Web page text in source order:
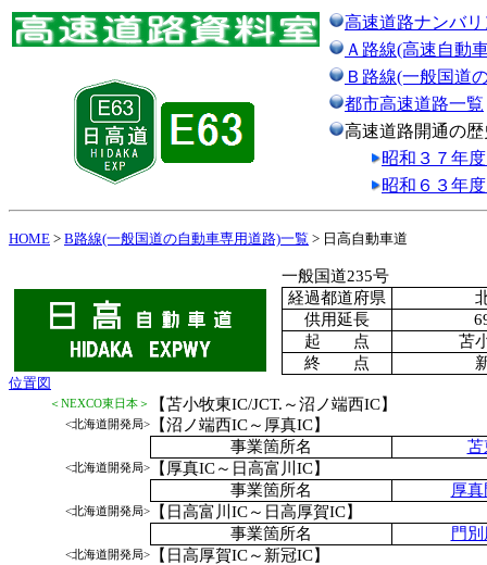
高速道路ナンバ
Ａ路線(高速自動
Ｂ路線(一般国道
都市高速道路一覧
高速道路開通の歴
昭和３７年
昭和６３年
HOME > B路線(一般国道の自動車専用道路)一覧 > 日高自動車道
一般国道235号
経過都道府県
供用延長
起 点
苫
終 点
位置図
＜NEXCO東日本＞ 【苫小牧東IC/JCT.～沼ノ端西IC】
<北海道開発局>
【沼ノ端西IC～厚真IC】
事業箇所名
苫
<北海道開発局>
【厚真IC～日高富川IC】
事業箇所名
厚
<北海道開発局>
【日高富川IC～日高厚賀IC】
事業箇所名
門
<北海道開発局>
【日高厚賀IC～新冠IC】